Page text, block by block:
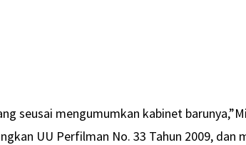
seusai mengumumkan kabinet
UU Perfilman No. 33 Tahun 2009, dan